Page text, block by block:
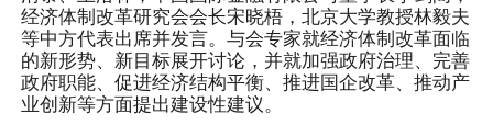
经济体制改革研究会会长宋晓梧，北京大学教授林毅夫
等中方代表出席并发言。与会专家就经济体制改革面临
的新形势、新目标展开讨论，并就加强政府治理、完善
政府职能、促进经济结构平衡、推进国企改革、推动产
业创新等方面提出建设性建议。